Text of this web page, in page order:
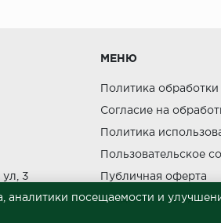
3
МЕНЮ
Политика
Согласие на
Политика
Пользовательское
Публичная оферта
Сведения о продавце
посещаемости и